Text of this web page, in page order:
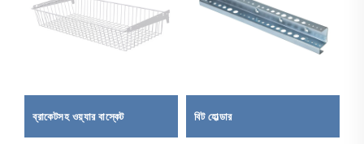
ব্রাকেটসহ ওয়্যার বাস্কেট বিট হোল্ডার